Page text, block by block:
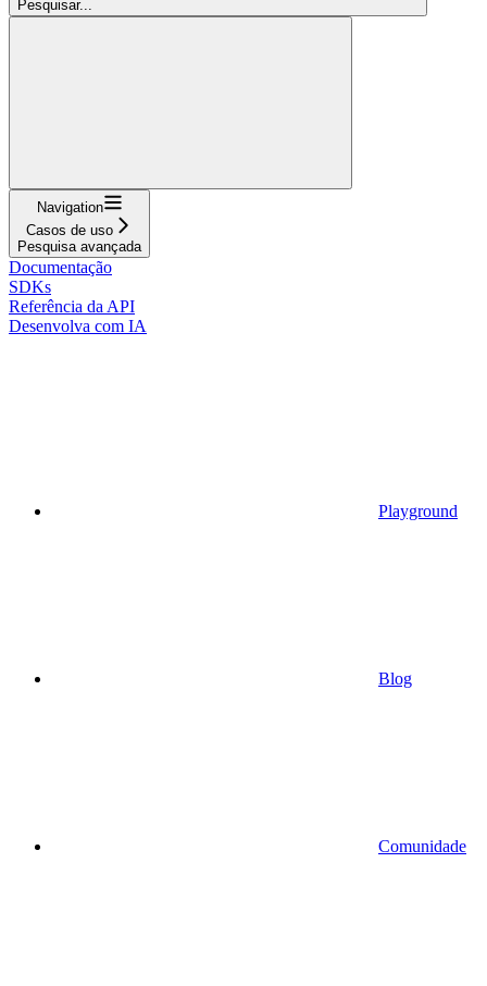
Pesquisar...
Navigation
Casos de uso
Pesquisa avançada
Documentação
SDKs
Referência da API
Desenvolva com IA
Playground
Blog
Comunidade